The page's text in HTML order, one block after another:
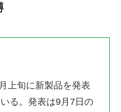
上旬に新製品を発表
る。発表は9月7日の